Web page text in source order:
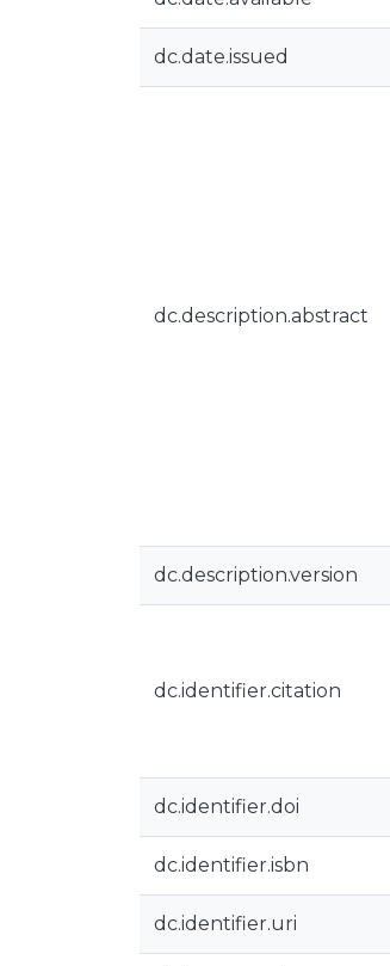
dc.date.issued
dc.description.abstract
dc.description.version
dc.identifier.citation
dc.identifier.doi
dc.identifier.isbn
dc.identifier.uri